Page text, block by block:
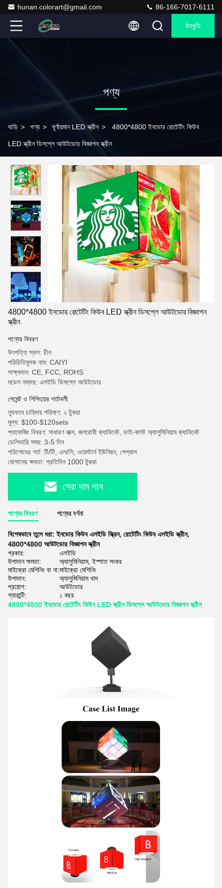
hunan.colorart@gmail.com 86-166-7017-6111
উদ্ধৃতি
পণ্য
বাড়ি > পণ্য > ঘূর্ণায়মান LED স্ক্রীন > 4800*4800 ইনডোর রোটেটিং কিউব
LED স্ক্রীন ডিসপ্লে আউটডোর বিজ্ঞাপন স্ক্রীন
4800*4800 ইনডোর রোটেটিং কিউব LED স্ক্রীন ডিসপ্লে আউটডোর বিজ্ঞাপন
স্ক্রীন
পণ্যের বিবরণ
উৎপত্তি স্থল: চীন
পরিচিতিমুলক নাম: CAIYI
সাক্ষ্যদান: CE, FCC, ROHS
মডেল নম্বার: এলইডি ডিসপ্লে আউটডোর
পেমেন্ট ও শিপিংয়ের শর্তাবলী
ন্যূনতম চাহিদার পরিমাণ: ২ টুকরা
মূল্য: $100-$120sets
প্যাকেজিং বিবরণ: সাধারণ বাক্স, জলরোধী ক্যাবিনেট, ডাই-কাস্ট অ্যালুমিনিয়াম ক্যাবিনেট
ডেলিভারি সময়: 3-5 দিন
পরিশোধের শর্ত: টি/টি, এল/সি, ওয়েস্টার্ন ইউনিয়ন, পেপ্যাল
যোগানের ক্ষমতা: প্রতিদিন 1000 টুকরা
সেরা দাম পান
পণ্যের বিবরণ পণ্যের বর্ণনা
বিশেষভাবে তুলে ধরা:ইনডোর কিউব এলইডি স্ক্রিন, রোটেটিং কিউব এলইডি স্ক্রীন,
4800*4800 আউটডোর বিজ্ঞাপন স্ক্রীন
প্রকার:
এলইডি
উপাদান ক্ষমতা:
অ্যালুমিনিয়াম, ইস্পাত সংকর
মাইক্রো মেশিনিং বা না:মাইক্রো মেশিনিং
উপাদান:
অ্যালুমিনিয়াম খাদ
প্রয়োগ:
আউটডোর
গ্যারান্টি:
১ বছর
4800*4800 ইনডোর রোটেটিং কিউব LED স্ক্রীন ডিসপ্লে আউটডোর বিজ্ঞাপন স্ক্রীন